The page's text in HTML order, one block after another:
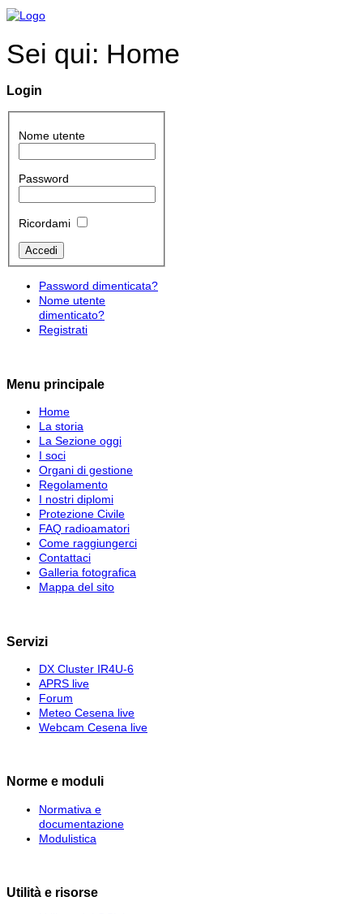
Sei qui: Home
Login
Nome utente
Password
Ricordami
Password dimenticata?
Nome utente
dimenticato?
Registrati
Menu principale
Home
La storia
La Sezione oggi
I soci
Organi di gestione
Regolamento
I nostri diplomi
Protezione Civile
FAQ radioamatori
Come raggiungerci
Contattaci
Galleria fotografica
Mappa del sito
Servizi
DX Cluster IR4U-6
APRS live
Forum
Meteo Cesena live
Webcam Cesena live
Norme e moduli
Normativa e
documentazione
Modulistica
Utilità e risorse